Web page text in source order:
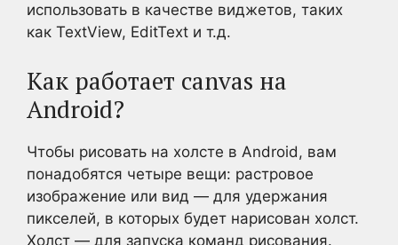
использовать в качестве виджетов, таких
как TextView, EditText и т.д.
Как работает canvas на
Android?
Чтобы рисовать на холсте в Android, вам
понадобятся четыре вещи: растровое
изображение или вид — для удержания
пикселей, в которых будет нарисован холст.
Холст — для запуска команд рисования.